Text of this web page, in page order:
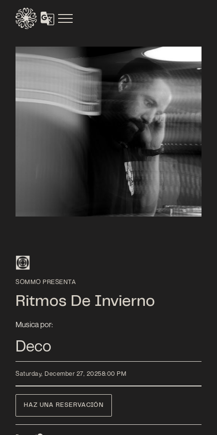
SOMMO PRESENTA
Ritmos De Invierno
Musica por:
Deco
Saturday, December 27, 20258:00 PM
HAZ UNA RESERVACIÓN